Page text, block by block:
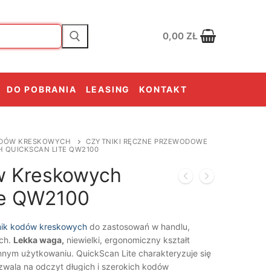
0,00 ZŁ
DO POBRANIA LEASING KONTAKT
KRESKOWYCH
CZYTNIKI RĘCZNE PRZEWODOWE
QUICKSCAN LITE QW2100
Kreskowych
QW2100
kodów kreskowych do zastosowań w handlu,
Lekka waga, niewielki, ergonomiczny kształt
użytkowaniu. QuickScan Lite charakteryzuje się
na odczyt długich i szerokich kodów